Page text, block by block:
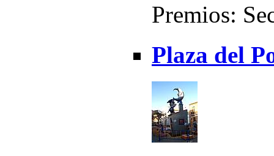
Premios:
Plaza del